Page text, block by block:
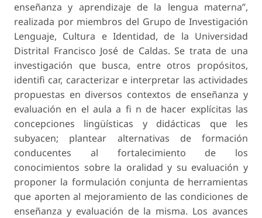
enseñanza y aprendizaje de la lengua materna”,
realizada por miembros del Grupo de Investigación
Lenguaje, Cultura e Identidad, de la Universidad
Distrital Francisco José de Caldas. Se trata de una
investigación que busca, entre otros propósitos,
identifi car, caracterizar e interpretar las actividades
propuestas en diversos contextos de enseñanza y
evaluación en el aula a fi n de hacer explícitas las
concepciones lingüísticas y didácticas que les
subyacen; plantear alternativas de formación
conducentes al fortalecimiento de los
conocimientos sobre la oralidad y su evaluación y
proponer la formulación conjunta de herramientas
que aporten al mejoramiento de las condiciones de
enseñanza y evaluación de la misma. Los avances